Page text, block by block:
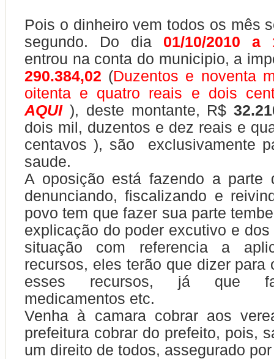
Pois o dinheiro vem todos os mês
segundo. Do dia 01/10/2010 a
entrou na conta do municipio, a
290.384,02 (Duzentos e noventa
oitenta e quatro reais e dois
AQUI), deste montante, R$
dois mil, duzentos e dez reais e
centavos ), são exclusivamente
saude.
A oposição está fazendo a parte
denunciando, fiscalizando e
povo tem que fazer sua parte
explicação do poder excutivo e
situação com referencia a
recursos, eles terão que dizer para
esses recursos, já que
medicamentos etc.
Venha à camara cobrar aos
prefeitura cobrar do prefeito, pois,
um direito de todos, assegurado